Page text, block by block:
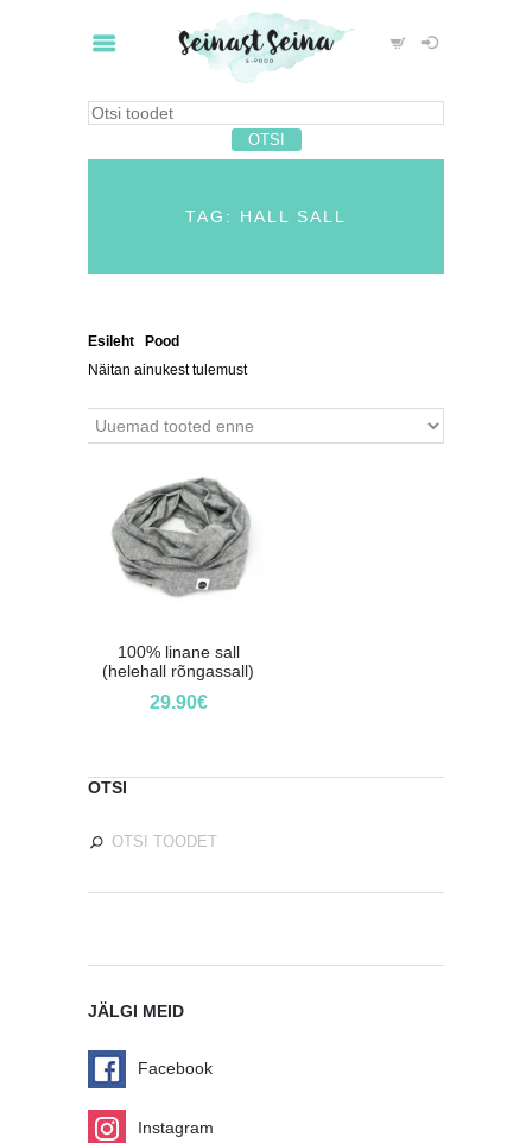
TAG: HALL SALL
Esileht Pood
Näitan ainukest tulemust
100% linane sall
(helehall rõngassall)
29.90€
OTSI
JÄLGI MEID
Facebook
Instagram